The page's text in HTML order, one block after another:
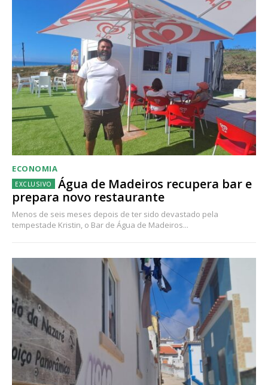
ECONOMIA
Água de Madeiros recupera bar e
prepara novo restaurante
Menos de seis meses depois de ter sido devastado pela
tempestade Kristin, o Bar de Água de Madeiros...